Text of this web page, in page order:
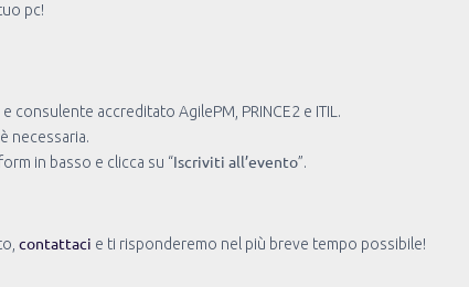
pc!
consulente accreditato AgilePM, PRINCE2 e ITIL.
necessaria.
in basso e clicca su “Iscriviti all’evento”.
contattaci e ti risponderemo nel più breve tempo possibile!